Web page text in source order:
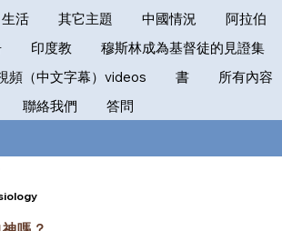
活 其它主題 中國情況
阿拉伯
印度教
穆斯林成為基督徒的見證集
頻（中文字幕）videos 書
所有內容
聯絡我們
答問